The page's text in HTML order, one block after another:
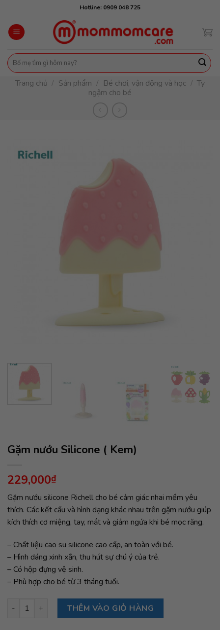
content
Hotline: 0909 048 725
Tìm
kiếm:
Trang chủ / Sản phẩm / Bé chơi, vận động và học / Ty
ngậm cho bé
Gặm nướu Silicone ( Kem)
229,000₫
Gặm nướu silicone Richell cho bé cảm giác nhai mềm yêu
thích. Các kết cấu và hình dạng khác nhau trên gặm nướu giúp
kích thích cơ miệng, tay, mắt và giảm ngứa khi bé mọc răng.
– Chất liệu cao su silicone cao cấp, an toàn với bé.
– Hình dáng xinh xắn, thu hút sự chú ý của trẻ.
– Có hộp đựng vệ sinh.
– Phù hợp cho bé từ 3 tháng tuổi.
Gặm nướu Silicone ( Kem) số lượng
THÊM VÀO GIỎ HÀNG